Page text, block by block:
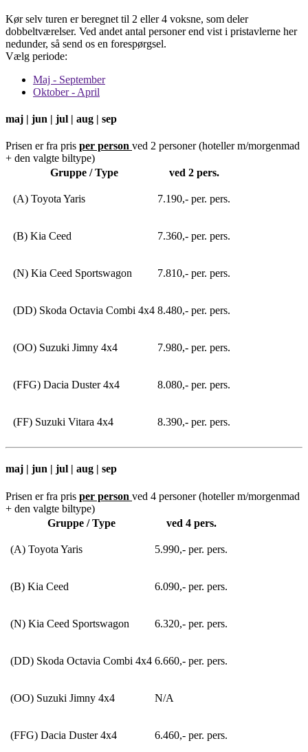
Kør selv turen er beregnet til 2 eller 4 voksne, som deler
dobbeltværelser. Ved andet antal personer end vist i pristavlerne her
nedunder, så send os en forespørgsel.
Vælg periode:
Maj - September
Oktober - April
maj | jun | jul | aug | sep
Prisen er fra pris per person ved 2 personer (hoteller m/morgenmad
+ den valgte biltype)
Gruppe / Type
ved 2 pers.
(A) Toyota Yaris 7.190,- per. pers.
(B) Kia Ceed 7.360,- per. pers.
(N) Kia Ceed Sportswagon 7.810,- per. pers.
(DD) Skoda Octavia Combi 4x4 8.480,- per. pers.
(OO) Suzuki Jimny 4x4 7.980,- per. pers.
(FFG) Dacia Duster 4x4 8.080,- per. pers.
(FF) Suzuki Vitara 4x4 8.390,- per. pers.
maj | jun | jul | aug | sep
Prisen er fra pris per person ved 4 personer (hoteller m/morgenmad
+ den valgte biltype)
Gruppe / Type
ved 4 pers.
(A) Toyota Yaris 5.990,- per. pers.
(B) Kia Ceed 6.090,- per. pers.
(N) Kia Ceed Sportswagon 6.320,- per. pers.
(DD) Skoda Octavia Combi 4x4 6.660,- per. pers.
(OO) Suzuki Jimny 4x4 N/A
(FFG) Dacia Duster 4x4 6.460,- per. pers.